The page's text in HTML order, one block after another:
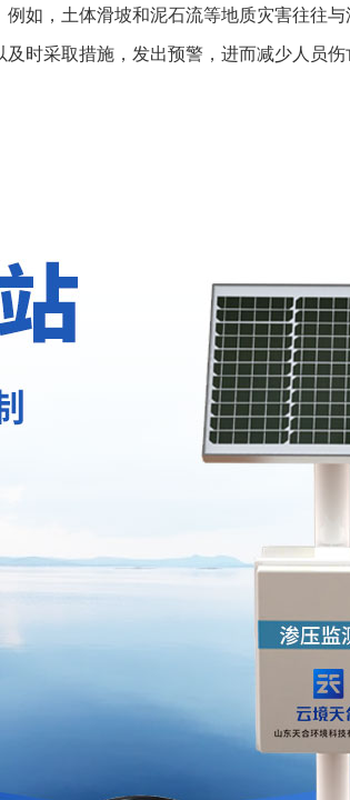
如，土体滑坡和泥石流等地质灾害往往
时采取措施，发出预警，进而减少人员伤